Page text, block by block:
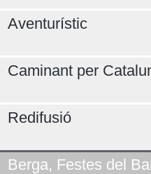
Demà
Aventurístic
Caminant per
Redifusió
Berga, Festes del